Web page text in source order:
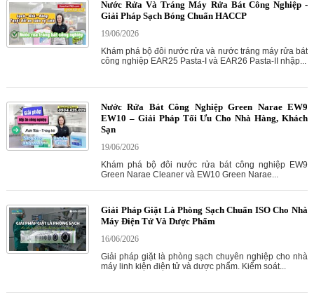
Nước Rửa Và Tráng Máy Rửa Bát Công Nghiệp -
Giải Pháp Sạch Bóng Chuẩn HACCP
19/06/2026
Khám phá bộ đôi nước rửa và nước tráng máy rửa bát
công nghiệp EAR25 Pasta-I và EAR26 Pasta-II nhập...
Nước Rửa Bát Công Nghiệp Green Narae EW9
EW10 – Giải Pháp Tối Ưu Cho Nhà Hàng, Khách
Sạn
19/06/2026
Khám phá bộ đôi nước rửa bát công nghiệp EW9
Green Narae Cleaner và EW10 Green Narae...
Giải Pháp Giặt Là Phòng Sạch Chuẩn ISO Cho Nhà
Máy Điện Tử Và Dược Phẩm
16/06/2026
Giải pháp giặt là phòng sạch chuyên nghiệp cho nhà
máy linh kiện điện tử và dược phẩm. Kiểm soát...